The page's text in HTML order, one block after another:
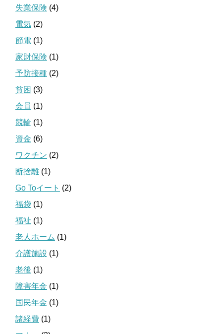
失業保険 (4)
電気 (2)
節電 (1)
家財保険 (1)
予防接種 (2)
貧困 (3)
会員 (1)
競輪 (1)
資金 (6)
ワクチン (2)
断捨離 (1)
Go Toイート (2)
福袋 (1)
福祉 (1)
老人ホーム (1)
介護施設 (1)
老後 (1)
障害年金 (1)
国民年金 (1)
諸経費 (1)